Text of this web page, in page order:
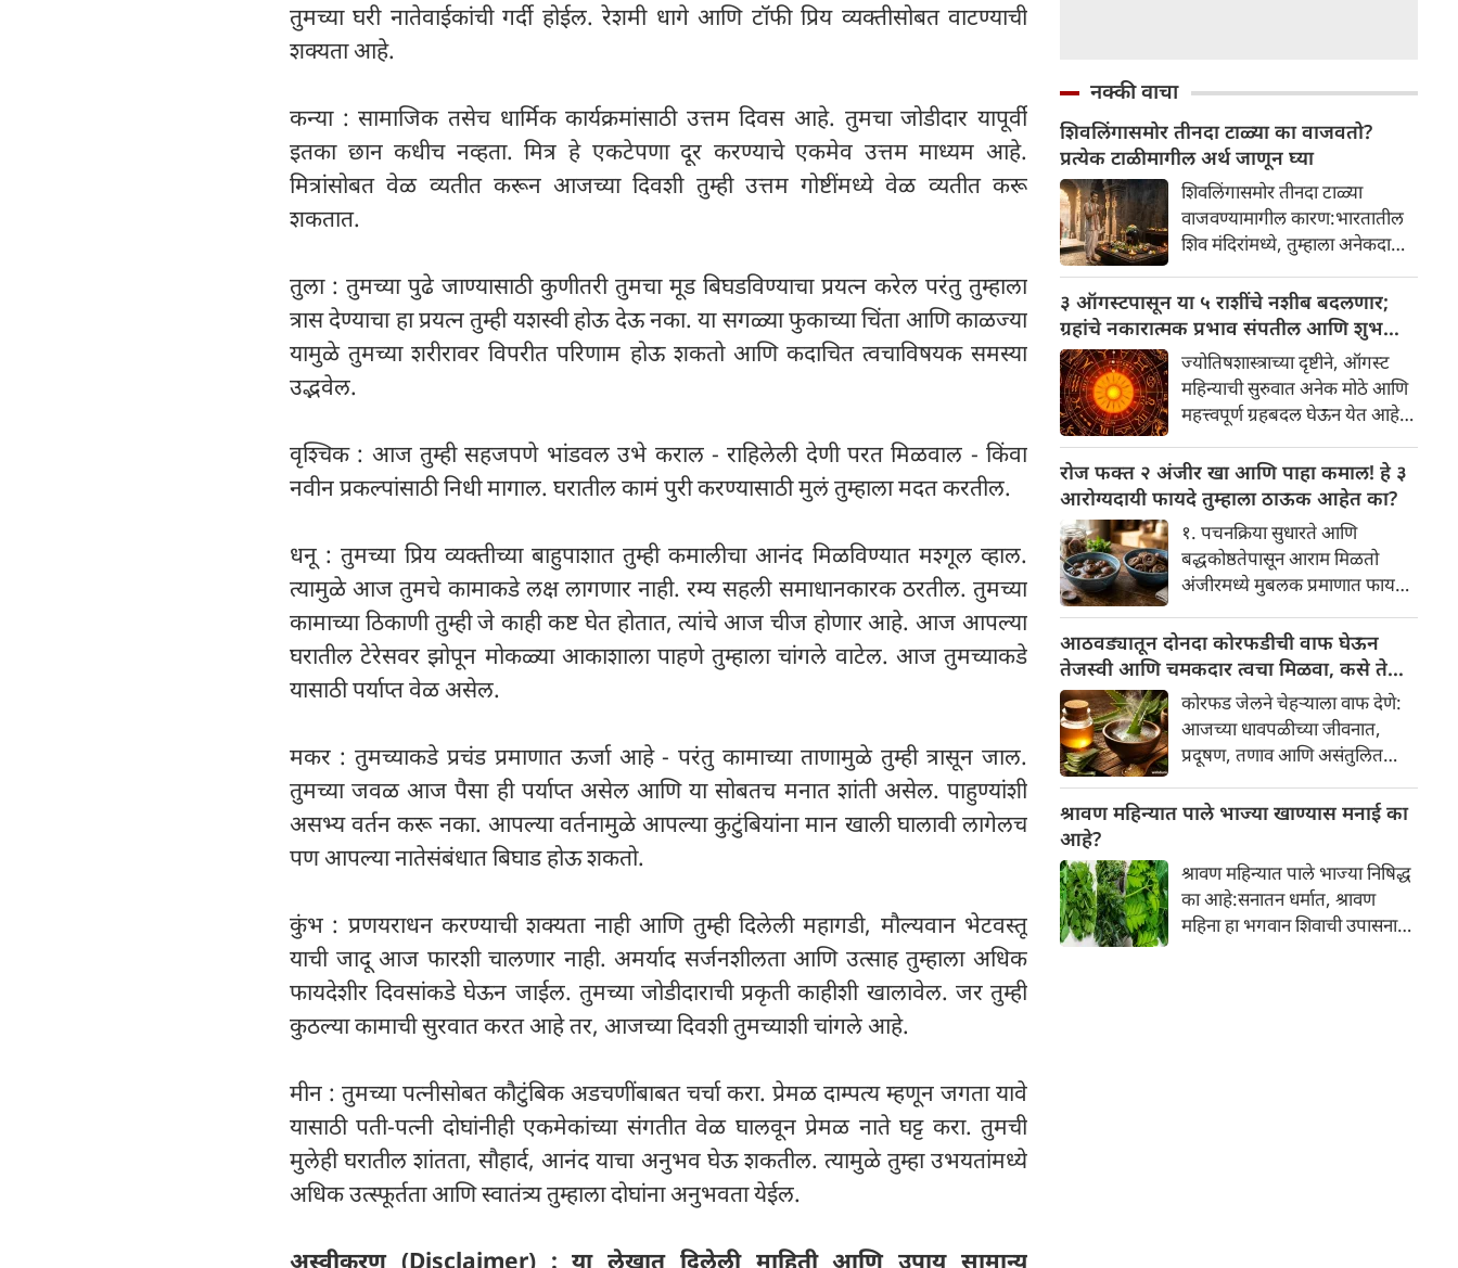
तुमच्या घरी नातेवाईकांची गर्दी होईल. रेशमी धागे आणि टॉफी प्रिय व्यक्तीसोबत वाटण्याची
शक्यता आहे.
कन्या : सामाजिक तसेच धार्मिक कार्यक्रमांसाठी उत्तम दिवस आहे. तुमचा जोडीदार यापूर्वी
इतका छान कधीच नव्हता. मित्र हे एकटेपणा दूर करण्याचे एकमेव उत्तम माध्यम आहे.
मित्रांसोबत वेळ व्यतीत करून आजच्या दिवशी तुम्ही उत्तम गोष्टींमध्ये वेळ व्यतीत करू
शकतात.
तुला : तुमच्या पुढे जाण्यासाठी कुणीतरी तुमचा मूड बिघडविण्याचा प्रयत्न करेल परंतु तुम्हाला
त्रास देण्याचा हा प्रयत्न तुम्ही यशस्वी होऊ देऊ नका. या सगळ्या फुकाच्या चिंता आणि काळज्या
यामुळे तुमच्या शरीरावर विपरीत परिणाम होऊ शकतो आणि कदाचित त्वचाविषयक समस्या
उद्भवेल.
वृश्चिक : आज तुम्ही सहजपणे भांडवल उभे कराल - राहिलेली देणी परत मिळवाल - किंवा
नवीन प्रकल्पांसाठी निधी मागाल. घरातील कामं पुरी करण्यासाठी मुलं तुम्हाला मदत करतील.
धनू : तुमच्या प्रिय व्यक्तीच्या बाहुपाशात तुम्ही कमालीचा आनंद मिळविण्यात मश्गूल व्हाल.
त्यामुळे आज तुमचे कामाकडे लक्ष लागणार नाही. रम्य सहली समाधानकारक ठरतील. तुमच्या
कामाच्या ठिकाणी तुम्ही जे काही कष्ट घेत होतात, त्यांचे आज चीज होणार आहे. आज आपल्या
घरातील टेरेसवर झोपून मोकळ्या आकाशाला पाहणे तुम्हाला चांगले वाटेल. आज तुमच्याकडे
यासाठी पर्याप्त वेळ असेल.
मकर : तुमच्याकडे प्रचंड प्रमाणात ऊर्जा आहे - परंतु कामाच्या ताणामुळे तुम्ही त्रासून जाल.
तुमच्या जवळ आज पैसा ही पर्याप्त असेल आणि या सोबतच मनात शांती असेल. पाहुण्यांशी
असभ्य वर्तन करू नका. आपल्या वर्तनामुळे आपल्या कुटुंबियांना मान खाली घालावी लागेलच
पण आपल्या नातेसंबंधात बिघाड होऊ शकतो.
कुंभ : प्रणयराधन करण्याची शक्यता नाही आणि तुम्ही दिलेली महागडी, मौल्यवान भेटवस्तू
याची जादू आज फारशी चालणार नाही. अमर्याद सर्जनशीलता आणि उत्साह तुम्हाला अधिक
फायदेशीर दिवसांकडे घेऊन जाईल. तुमच्या जोडीदाराची प्रकृती काहीशी खालावेल. जर तुम्ही
कुठल्या कामाची सुरवात करत आहे तर, आजच्या दिवशी तुमच्याशी चांगले आहे.
मीन : तुमच्या पत्नीसोबत कौटुंबिक अडचणींबाबत चर्चा करा. प्रेमळ दाम्पत्य म्हणून जगता यावे
यासाठी पती-पत्नी दोघांनीही एकमेकांच्या संगतीत वेळ घालवून प्रेमळ नाते घट्ट करा. तुमची
मुलेही घरातील शांतता, सौहार्द, आनंद याचा अनुभव घेऊ शकतील. त्यामुळे तुम्हा उभयतांमध्ये
अधिक उत्स्फूर्तता आणि स्वातंत्र्य तुम्हाला दोघांना अनुभवता येईल.
अस्वीकरण (Disclaimer) : या लेखात दिलेली माहिती आणि उपाय सामान्य
नक्की वाचा
शिवलिंगासमोर तीनदा टाळ्या का वाजवतो?
प्रत्येक टाळीमागील अर्थ जाणून घ्या
शिवलिंगासमोर तीनदा टाळ्या
वाजवण्यामागील कारण:भारतातील
शिव मंदिरांमध्ये, तुम्हाला अनेकदा
वाजवताना दिसतील. ही एक सामान्य
प्रथा आहे, पण तुम्ही कधी विचार
केला आहे का की यामागे काय रहस्य
आहे आणि प्रत्येक टाळीचा अर्थ काय
आहे? हा केवळ एक विधी नाही, तर
यामागे खोलवर रुजलेल्या पौराणिक
श्रद्धा, आध्यात्मिक अर्थ आणि काही
वैज्ञानिक तर्कदेखील आहेत. चला, या
अनोख्या परंपरेमागील अर्थ
सविस्तरपणे समजून घेऊया.
३ ऑगस्टपासून या ५ राशींचे नशीब बदलणार;
ग्रहांचे नकारात्मक प्रभाव संपतील आणि शुभ
दिवसांची सुरुवात होईलज्योतिषशास्त्राच्या दृष्टीने, ऑगस्ट
महिन्याची सुरुवात अनेक मोठे आणि
महत्त्वपूर्ण ग्रहबदल घेऊन येत आहे.
हालचाल अनेक राशींच्या जीवनात
सकारात्मक बदल घडवून आणणार
आहे. विशेषतः ३ ऑगस्ट रोजी एक
अत्यंत दुर्मिळ आणि फलदायी
ग्रहस्थिती (संयोग) तयार होत आहे.
या दिवशी तयार होणारे शुभ योग,
ग्रहांची स्थिती आणि या गोचरमुळे
ज्यांचे नशीब उजळणार आहे अशा
भाग्यवान राशींबद्दल आपण जाणून
घेऊया!
रोज फक्त २ अंजीर खा आणि पाहा कमाल! हे ३
आरोग्यदायी फायदे तुम्हाला ठाऊक आहेत का?
१. पचनक्रिया सुधारते आणि
बद्धकोष्ठतेपासून आराम मिळतो
अंजीरमध्ये मुबलक प्रमाणात फायबर
बद्धकोष्ठता, गॅस किंवा अपचनाचा
त्रास होत असेल, तर अंजीर
तुमच्यासाठी वरदान ठरू शकते. हे
आतड्यांची स्वच्छता ठेवण्यास मदत
करते. पचनसंस्था मजबूत करून पोट
साफ होण्यास मदत करते.
आठवड्यातून दोनदा कोरफडीची वाफ घेऊन
तेजस्वी आणि चमकदार त्वचा मिळवा, कसे ते
जाणून घ्या
कोरफड जेलने चेहऱ्याला वाफ देणे:
आजच्या धावपळीच्या जीवनात,
प्रदूषण, तणाव आणि असंतुलित
नकारात्मक परिणाम होऊ शकतो.
होते, ज्यामुळे निस्तेजपणा, मुरुमे
आणि ब्लॅकहेड्स यांसारख्या समस्या
निर्माण होतात.
श्रावण महिन्यात पाले भाज्या खाण्यास मनाई का
आहे?
श्रावण महिन्यात पाले भाज्या निषिद्ध
का आहे:सनातन धर्मात, श्रावण
महिना हा भगवान शिवाची उपासना